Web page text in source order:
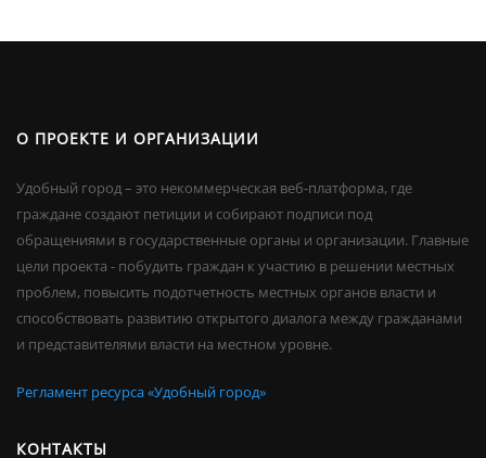
О ПРОЕКТЕ И ОРГАНИЗАЦИИ
Удобный город – это некоммерческая веб-платформа, где
граждане создают петиции и собирают подписи под
обращениями в государственные органы и организации. Главные
цели проекта - побудить граждан к участию в решении местных
проблем, повысить подотчетность местных органов власти и
способствовать развитию открытого диалога между гражданами
и представителями власти на местном уровне.
Регламент ресурса «Удобный город»
КОНТАКТЫ